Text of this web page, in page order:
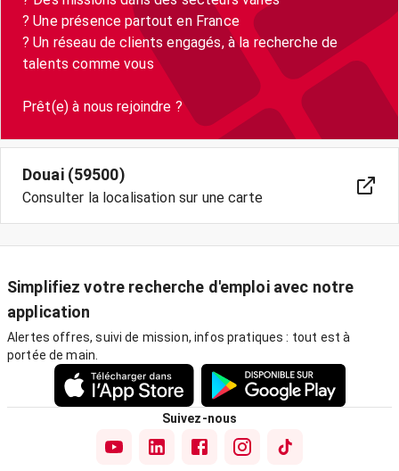
? Une présence partout en France
? Un réseau de clients engagés, à la recherche de
talents comme vous
Prêt(e) à nous rejoindre ?
Douai (59500)
Consulter la localisation sur une carte
Simplifiez votre recherche d'emploi avec notre
application
Alertes offres, suivi de mission, infos pratiques : tout est à
portée de main.
Suivez-nous